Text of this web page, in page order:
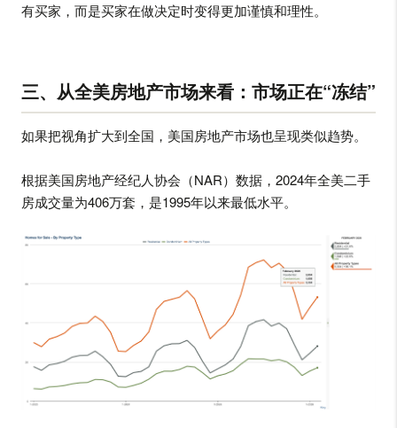
有买家，而是买家在做决定时变得更加谨慎和理性。
三、从全美房地产市场来看：市场正在“冻结”
如果把视角扩大到全国，美国房地产市场也呈现类似趋势。
根据美国房地产经纪人协会（NAR）数据，2024年全美二手
房成交量为406万套，是1995年以来最低水平。